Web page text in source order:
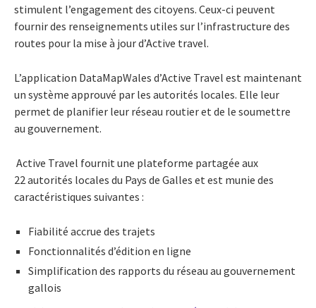
stimulent l’engagement des citoyens. Ceux-ci peuvent
fournir des renseignements utiles sur l’infrastructure des
routes pour la mise à jour d’Active travel.
L’application DataMapWales d’Active Travel est maintenant
un système approuvé par les autorités locales. Elle leur
permet de planifier leur réseau routier et de le soumettre
au gouvernement.
Active Travel fournit une plateforme partagée aux
22 autorités locales du Pays de Galles et est munie des
caractéristiques suivantes :
Fiabilité accrue des trajets
Fonctionnalités d’édition en ligne
Simplification des rapports du réseau au gouvernement
gallois